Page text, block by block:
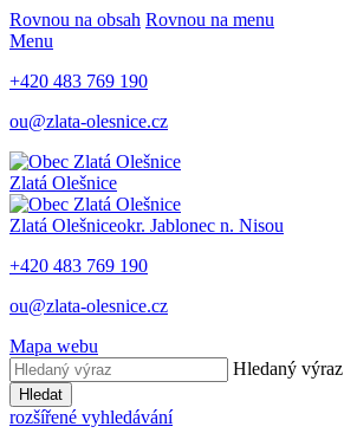
Rovnou na obsah Rovnou na menu
Menu
+420 483 769 190
ou@zlata-olesnice.cz
Zlatá Olešnice
Zlatá Olešniceokr. Jablonec n. Nisou
+420 483 769 190
ou@zlata-olesnice.cz
Mapa webu
Hledaný výraz
Hledat
rozšířené vyhledávání